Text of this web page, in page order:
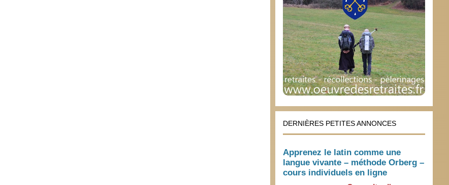
DERNIÈRES PETITES ANNONCES
Apprenez le latin comme une
langue vivante – méthode Orberg –
cours individuels en ligne